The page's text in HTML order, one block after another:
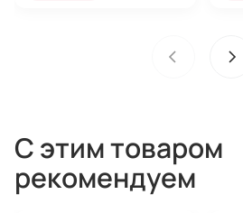
С этим товаром
рекомендуем